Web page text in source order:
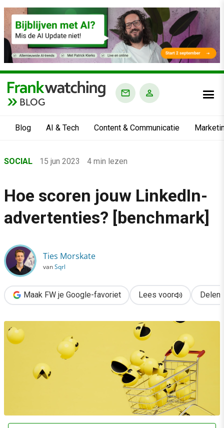
BLOG
Blog AI & Tech Content & Communicatie
›
›
Social
Hoe scoren jouw LinkedIn-advertenties? [benchmark]
SOCIAL 15 jun 2023 4 min lezen
Hoe scoren jouw LinkedIn-
advertenties? [benchmark]
Ties Morskate
vanSqrl
Maak FW je Google-favoriet Lees voor Delen